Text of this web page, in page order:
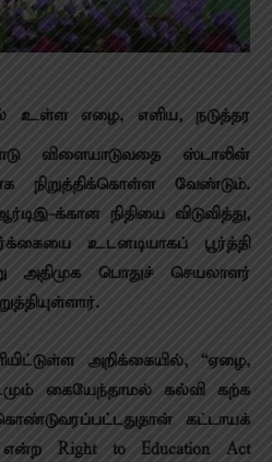
உள்ள எழை, எளிய, நடுத்தர
விளையாடுவதை ஸ்டாலின்
நிறுத்திக்கொள்ள வேண்டும்.
க்கான நிதியை விடுவித்து,
உடனடியாகப் பூர்த்தி
அதிமுக பொதுச் செயலாளர்
அறிக்கையில், “ஏழை,
கையேந்தாமல் கல்வி கற்க
கட்டாயக்
Right to Education Act